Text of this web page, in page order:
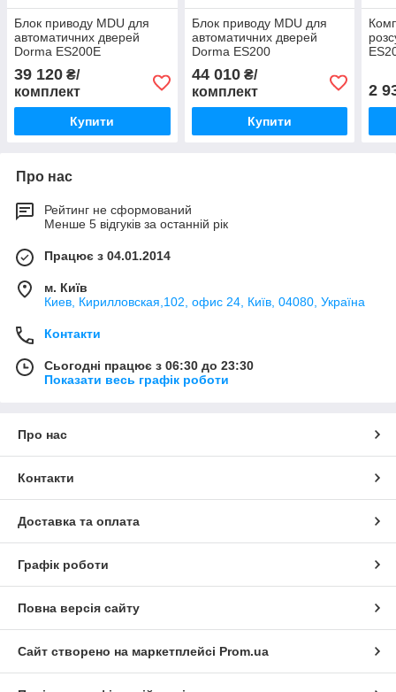
Блок приводу MDU для
автоматичних дверей
Dorma ES200E
39 120 ₴/
комплект
Купити
Блок приводу MDU для
автоматичних дверей
Dorma ES200
44 010₴/
комплект
Купити
2
Про нас
Рейтинг не сформований
Менше 5 відгуків за останній рік
Працює з 04.01.2014
м. Київ
Киев, Кирилловская,102, офис 24, Київ, 04080, Україна
Контакти
Сьогодні працює з 06:30 до 23:30
Показати весь графік роботи
Про нас
Контакти
Доставка та оплата
Графік роботи
Повна версія сайту
Сайт створено на маркетплейсі Prom.ua